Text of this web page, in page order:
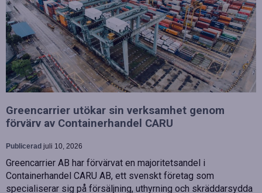
Greencarrier utökar sin verksamhet genom
förvärv av Containerhandel CARU
Publicerad juli 10, 2026
Greencarrier AB har förvärvat en majoritetsandel i
Containerhandel CARU AB, ett svenskt företag som
specialiserar sig på försäljning, uthyrning och skräddarsydda